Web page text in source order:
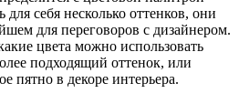
себя несколько оттенков, они
для переговоров с дизайнером.
цвета можно использовать
подходящий оттенок, или
пятно в декоре интерьера.